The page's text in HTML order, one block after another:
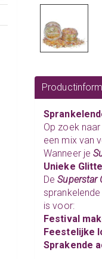
Op zoek
een mix van
Wanneer je
Unieke
DeSuperstar
is voor:
Festival
Feestelijke
Sprakende